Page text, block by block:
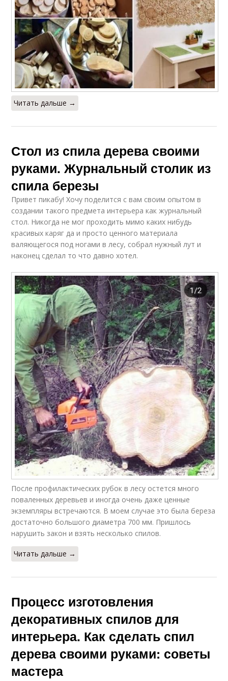
Читать дальше →
Стол из спила дерева своими
руками. Журнальный столик из
спила березы
Привет пикабу! Хочу поделится с вам своим опытом в
создании такого предмета интерьера как журнальный
стол. Никогда не мог проходить мимо каких нибудь
красивых каряг да и просто ценного материала
валяющегося под ногами в лесу, собрал нужный лут и
наконец сделал то что давно хотел.
После профилактических рубок в лесу остется много
поваленных деревьев и иногда очень даже ценные
экземпляры встречаются. В моем случае это была береза
достаточно большого диаметра 700 мм. Пришлось
нарушить закон и взять несколько спилов.
Читать дальше →
Процесс изготовления
декоративных спилов для
интерьера. Как сделать спил
дерева своими руками: советы
мастера